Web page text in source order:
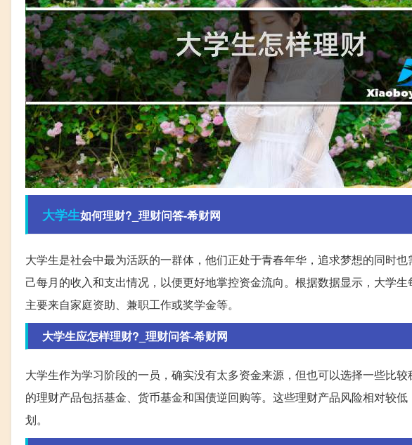
大学生如何理财?_理财问答-希财网
大学生是社会中最为活跃的一群体，他们正处于青春年华，追求梦想的同时
己每月的收入和支出情况，以便更好地掌控资金流向。根据数据显示，大学
主要来自家庭资助、兼职工作或奖学金等。
大学生应怎样理财?_理财问答-希财网
大学生作为学习阶段的一员，确实没有太多资金来源，但也可以选择一些比
的理财产品包括基金、货币基金和国债逆回购等。这些理财产品风险相对较
划。